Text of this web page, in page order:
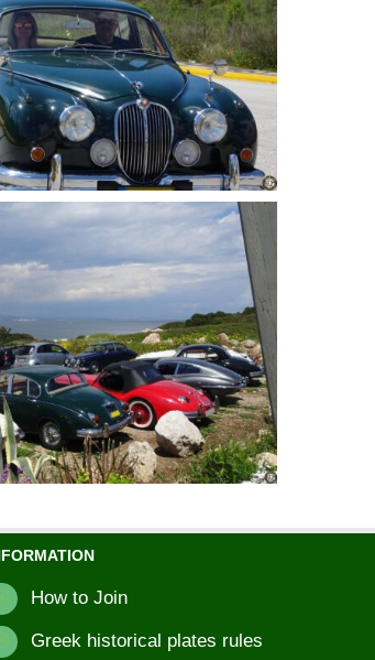
How to Join
Greek historical plates rules